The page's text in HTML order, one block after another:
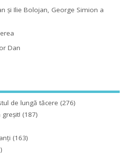
şi Ilie Bolojan, George Simion a
Dan
de lungă tăcere (276)
(187)
(163)